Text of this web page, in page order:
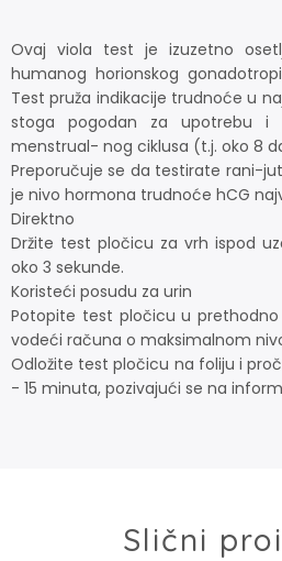
Ovaj viola test je izuzetno
humanog horionskog
Test pruža indikacije trudnoće u
stoga pogodan za upotrebu i
menstrual- nog ciklusa (t.j. oko 8
Preporučuje se da testirate rani-
je nivo hormona trudnoće hCG
Direktno
Držite test pločicu za vrh ispod
oko 3 sekunde.
Koristeći posudu za urin
Potopite test pločicu u
vodeći računa o maksimalnom
Odložite test pločicu na foliju i
- 15 minuta, pozivajući se na
Slični